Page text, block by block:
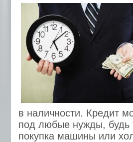
в наличности. Кредит
под любые нужды, будь
покупка машины или